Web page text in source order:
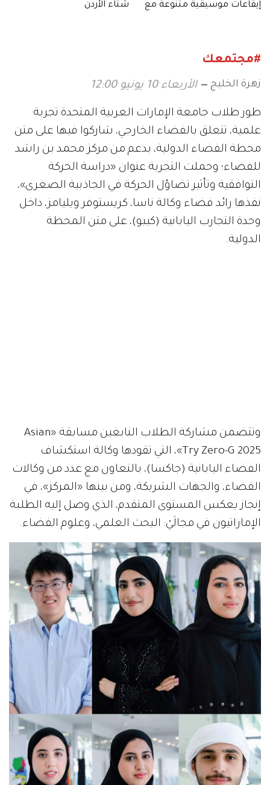
إيقاعات موسيقية متنوعة مع
شتاء الأردن
#مجتمعك
زهرة الخليج الأربعاء 10 يونيو 12:00
طور طلاب جامعة الإمارات العربية المتحدة تجربة
علمية، تتعلق بالفضاء الخارجي، شاركوا فيها على متن
محطة الفضاء الدولية، بدعم من مركز محمد بن راشد
للفضاء؛ وحملت التجربة عنوان «دراسة الحركة
التوافقية وتأثير تضاؤل الحركة في الجاذبية الصغرى»،
نفذها رائد فضاء وكالة ناسا، كريستوفر ويليامز، داخل
وحدة التجارب اليابانية (كيبو)، على متن المحطة
الدولية.
وتتضمن مشاركة الطلاب النابغين مسابقة «Asian
Try Zero-G 2025»، التي تقودها وكالة استكشاف
الفضاء اليابانية (جاكسا)، بالتعاون مع عدد من وكالات
الفضاء، والجهات الشريكة، ومن بينها «المركز»، في
إنجاز يعكس المستوى المتقدم، الذي وصل إليه الطلبة
الإماراتيون في مجالَيْ: البحث العلمي، وعلوم الفضاء.